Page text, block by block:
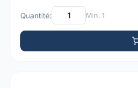
Quantité: Min: 1